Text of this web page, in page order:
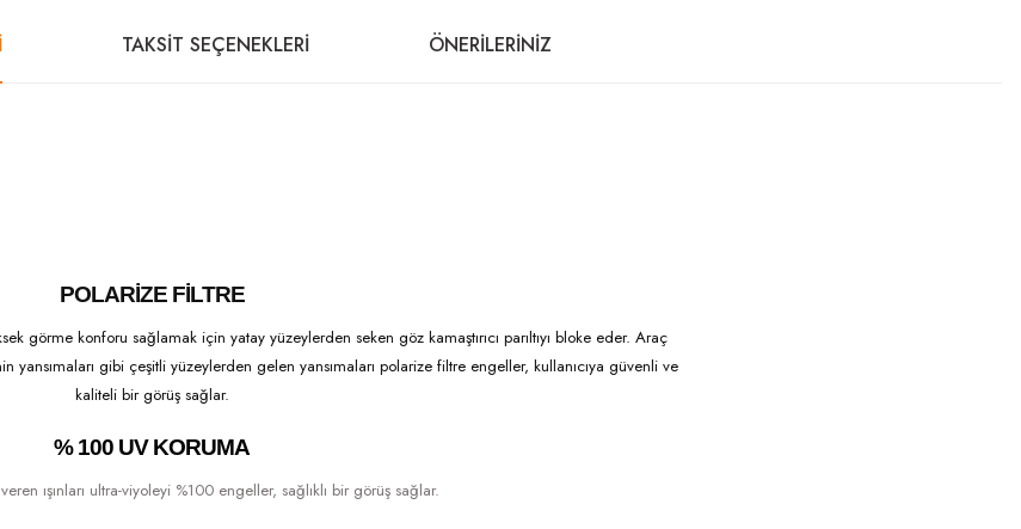
TAKSİT SEÇENEKLERİ ÖNERİLERİNİZ
POLARIZE FILTRE
görme konforu sağlamak için yatay yüzeylerden seken göz kamaştırıcı parıltıyı bloke eder. Araç
yansımaları gibi çeşitli yüzeylerden gelen yansımaları polarize filtre engeller, kullanıcıya güvenli ve
kaliteli bir görüş sağlar.
% 100 UV KORUMA
ışınları ultra-viyoleyi %100 engeller, sağlıklı bir görüş sağlar.